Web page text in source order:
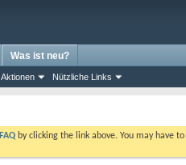
Aktionen Nützliche Links
Was ist neu?
FAQ by clicking the link above. You may have to